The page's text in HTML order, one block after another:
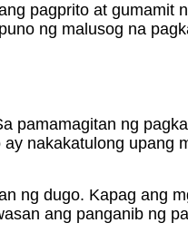
pagprito at gumamit
ng malusog na
pamamagitan ng
nakakatulong upang
ng dugo. Kapag ang
ang panganib ng